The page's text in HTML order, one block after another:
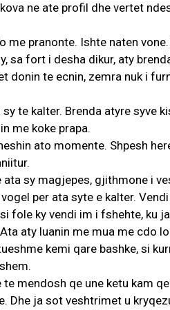
ne ate profil dhe vertet
me pranonte. Ishte naten
sa fort i desha dikur, aty
donin te ecnin, zemra nuk i
te kalter. Brenda atyre syve
me koke prapa.
ato momente. Shpesh
sy magjepes, gjithmone i
per ata syte e kalter.
fole ky vendi im i fshehte, ku
aty luanin me mua me cdo
kemi qare bashke, si
mendosh qe une ketu kam
Dhe ja sot veshtrimet u